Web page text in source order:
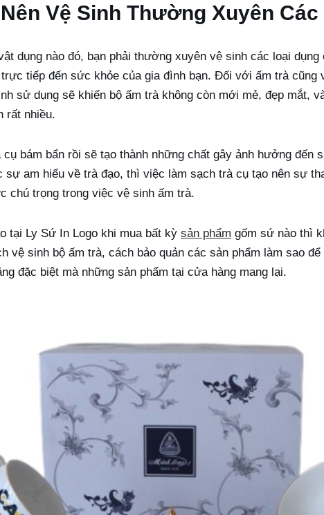
Vệ Sinh Thường Xuyên Các
dụng nào đó, bạn phải thường xuyên vệ sinh các loại
tiếp đến sức khỏe của gia đình bạn. Đối với ấm trà cũng
sử dụng sẽ khiến bộ ấm trà không còn mới mẻ, đẹp mắt,
rất nhiều.
bám bẩn rồi sẽ tạo thành những chất gây ảnh hưởng đến
sự am hiểu về trà đạo, thì việc làm sạch trà cụ tạo nên sự
chú trọng trong việc vệ sinh ấm trà.
tại Ly Sứ In Logo khi mua bất kỳ sản phẩm gốm sứ nào thì
vệ sinh bộ ấm trà, cách bảo quản các sản phẩm làm sao
đặc biệt mà những sản phẩm tại cửa hàng mang lại.